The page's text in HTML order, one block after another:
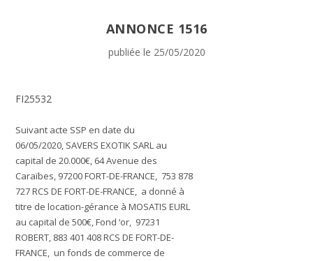
ANNONCE 1516
publiée le 25/05/2020
FI25532
Suivant acte SSP en date du
06/05/2020, SAVERS EXOTIK SARL au
capital de 20.000€, 64 Avenue des
Caraïbes, 97200 FORT-DE-FRANCE, 753 878
727 RCS DE FORT-DE-FRANCE, a donné à
titre de location-gérance àMOSATISEURL
au capital de 500€, Fond ‘or, 97231
ROBERT, 883 401 408 RCS DE FORT-DE-
FRANCE, un fonds de commerce de